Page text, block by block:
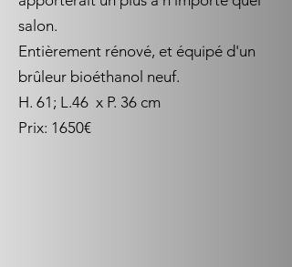
salon.
Entièrement rénové, et équipé d'un
brûleur bioéthanol neuf.
H. 61; L.46 x P. 36 cm
Prix: 1650€